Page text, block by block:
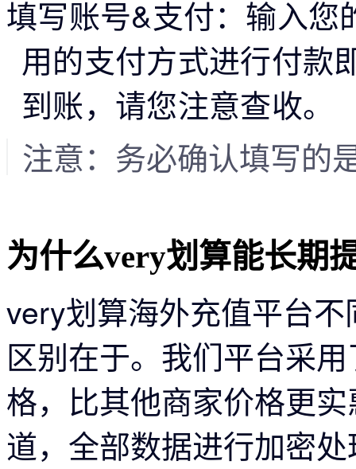
填写账号&支付： 输入您
用的支付方式进行付款
到账，请您注意查收。
注意：务必确认填写的
为什么very划算能长期
very划算海外充值平台
区别在于。 我们平台采
格，比其他商家价格更
道，全部数据进行加密